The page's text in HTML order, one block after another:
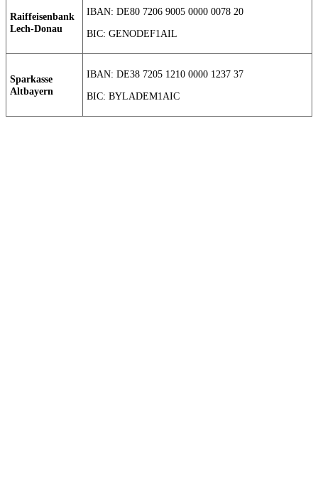
Raiffeisenbank
Lech-Donau
IBAN: DE80 7206 9005 0000 0078 20
BIC: GENODEF1AIL
Sparkasse
Altbayern
IBAN: DE38 7205 1210 0000 1237 37
BIC: BYLADEM1AIC